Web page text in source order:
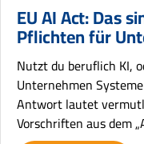
EU AI Act: Das
Pflichten für
Nutzt du beruflich KI,
Unternehmen
Antwort lautet
Vorschriften aus dem